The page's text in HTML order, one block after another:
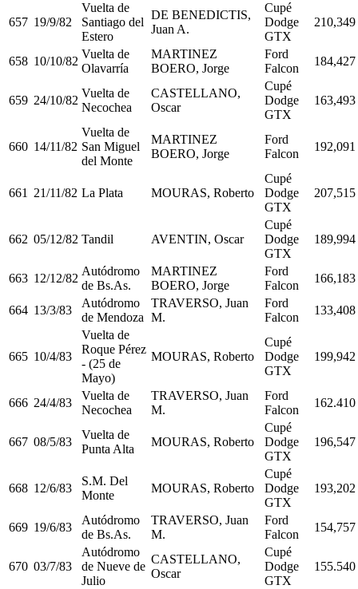
657 19/9/82
Vuelta de
Santiago del
Estero
DE BENEDICTIS,
Juan A.
Cupé
Dodge
GTX
210,349
658 10/10/82
Vuelta de
Olavarría
MARTINEZ
BOERO, Jorge
Ford
Falcon
184,427
659 24/10/82
Vuelta de
Necochea
CASTELLANO,
Oscar
Cupé
Dodge
GTX
163,493
660 14/11/82
Vuelta de
San Miguel
del Monte
MARTINEZ
BOERO, Jorge
Ford
Falcon
192,091
661 21/11/82 La Plata MOURAS, Roberto
Cupé
Dodge
GTX
207,515
662 05/12/82 Tandil AVENTIN, Oscar
Cupé
Dodge
GTX
189,994
663 12/12/82
Autódromo
de Bs.As.
MARTINEZ
BOERO, Jorge
Ford
Falcon
166,183
664 13/3/83
Autódromo
de Mendoza
TRAVERSO, Juan
M.
Ford
Falcon
133,408
665 10/4/83
Vuelta de
Roque Pérez
- (25 de
Mayo)
MOURAS, Roberto
Cupé
Dodge
GTX
199,942
666 24/4/83
Vuelta de
Necochea
TRAVERSO, Juan
M.
Ford
Falcon
162.410
667 08/5/83
Vuelta de
Punta Alta
MOURAS, Roberto
Cupé
Dodge
GTX
196,547
668 12/6/83
S.M. Del
Monte
MOURAS, Roberto
Cupé
Dodge
GTX
193,202
669 19/6/83
Autódromo
de Bs.As.
TRAVERSO, Juan
M.
Ford
Falcon
154,757
670 03/7/83
Autódromo
de Nueve de
Julio
CASTELLANO,
Oscar
Cupé
Dodge
GTX
155.540